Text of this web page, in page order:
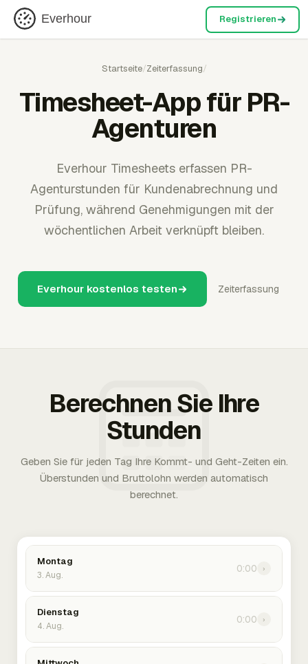
Everhour Registrieren
Startseite/Zeiterfassung/
Timesheet-App für PR-
Agenturen
Everhour Timesheets erfassen PR-
Agenturstunden für Kundenabrechnung und
Prüfung, während Genehmigungen mit der
wöchentlichen Arbeit verknüpft bleiben.
Everhour kostenlos testen Zeiterfassung
Berechnen Sie Ihre
Stunden
Geben Sie für jeden Tag Ihre Kommt- und Geht-Zeiten ein.
Überstunden und Bruttolohn werden automatisch
berechnet.
Montag
3. Aug.
0:00 ›
Dienstag
4. Aug.
0:00 ›